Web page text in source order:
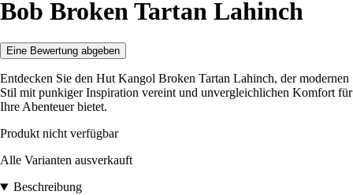
Bob Broken Tartan Lahinch
Eine Bewertung abgeben
Entdecken Sie den Hut Kangol Broken Tartan Lahinch, der modernen
Stil mit punkiger Inspiration vereint und unvergleichlichen Komfort für
Ihre Abenteuer bietet.
Produkt nicht verfügbar
Alle Varianten ausverkauft
Beschreibung